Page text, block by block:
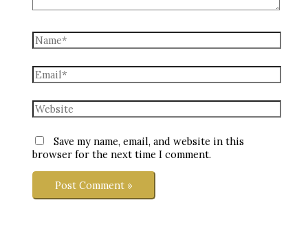
Name*
Email*
Website
Save my name, email, and website in this
browser for the next time I comment.